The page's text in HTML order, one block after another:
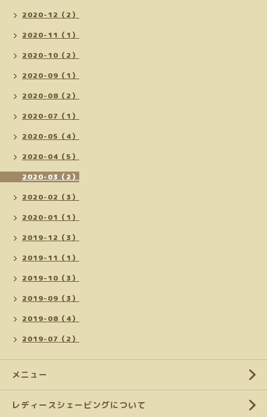
2020-12（2）
2020-11（1）
2020-10（2）
2020-09（1）
2020-08（2）
2020-07（1）
2020-05（4）
2020-04（5）
2020-03（2）
2020-02（3）
2020-01（1）
2019-12（3）
2019-11（1）
2019-10（3）
2019-09（3）
2019-08（4）
2019-07（2）
メニュー
レディースシェービングについて